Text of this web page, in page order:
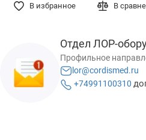
В избранное В
Отдел ЛОР-
Профильное
lor@cordismed.ru
+74991100310